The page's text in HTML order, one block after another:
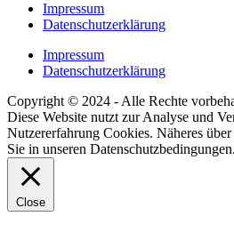
Impressum
Datenschutzerklärung
Impressum
Datenschutzerklärung
Copyright © 2024 - Alle Rechte
Diese Website nutzt zur Analyse und
Nutzererfahrung Cookies. Näheres
Sie in unseren Datenschutzbedingungen.
Close